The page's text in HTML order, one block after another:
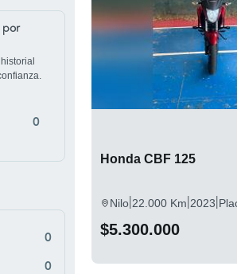
por
0
0
0
Honda CBF 125
Nilo|22.000 Km|2023|
$5.300.000